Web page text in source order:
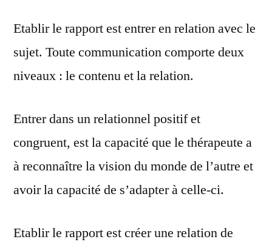
Etablir le rapport est entrer en relation avec le
sujet. Toute communication comporte deux
niveaux : le contenu et la relation.
Entrer dans un relationnel positif et
congruent, est la capacité que le thérapeute a
à reconnaître la vision du monde de l’autre et
avoir la capacité de s’adapter à celle-ci.
Etablir le rapport est créer une relation de